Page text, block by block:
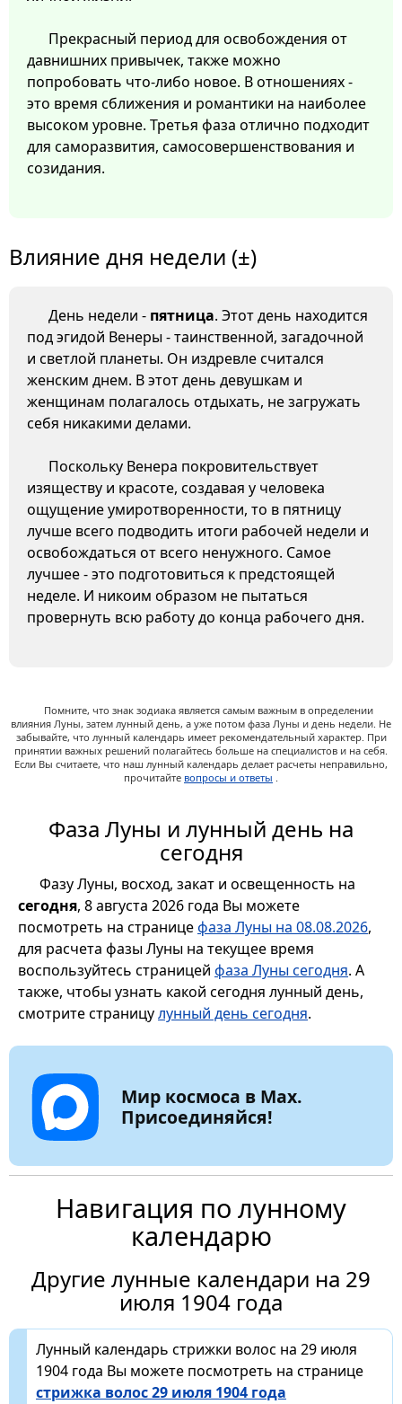
Прекрасный период для освобождения от
давнишних привычек, также можно
попробовать что-либо новое. В отношениях -
это время сближения и романтики на наиболее
высоком уровне. Третья фаза отлично подходит
для саморазвития, самосовершенствования и
созидания.
Влияние дня недели (±)
День недели - пятница. Этот день находится
под эгидой Венеры - таинственной, загадочной
и светлой планеты. Он издревле считался
женским днем. В этот день девушкам и
женщинам полагалось отдыхать, не загружать
себя никакими делами.
Поскольку Венера покровительствует
изяществу и красоте, создавая у человека
ощущение умиротворенности, то в пятницу
лучше всего подводить итоги рабочей недели и
освобождаться от всего ненужного. Самое
лучшее - это подготовиться к предстоящей
неделе. И никоим образом не пытаться
провернуть всю работу до конца рабочего дня.
Помните, что знак зодиака является самым важным в определении
влияния Луны, затем лунный день, а уже потом фаза Луны и день недели. Не
забывайте, что лунный календарь имеет рекомендательный характер. При
принятии важных решений полагайтесь больше на специалистов и на себя.
Если Вы считаете, что наш лунный календарь делает расчеты неправильно,
прочитайте вопросы и ответы .
Фаза Луны и лунный день на
сегодня
Фазу Луны, восход, закат и освещенность на
сегодня, 8 августа 2026 года Вы можете
посмотреть на страницефаза Луны на 08.08.2026,
для расчета фазы Луны на текущее время
воспользуйтесь страницей фаза Луны сегодня. А
также, чтобы узнать какой сегодня лунный день,
смотрите страницулунный день сегодня.
Мир космоса в Max.
Присоединяйся!
Навигация по лунному
календарю
Другие лунные календари на 29
июля 1904 года
Лунный календарь стрижки волос на 29 июля
1904 года Вы можете посмотреть на странице
стрижка волос 29 июля 1904 года